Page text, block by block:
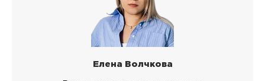
Елена Волчкова